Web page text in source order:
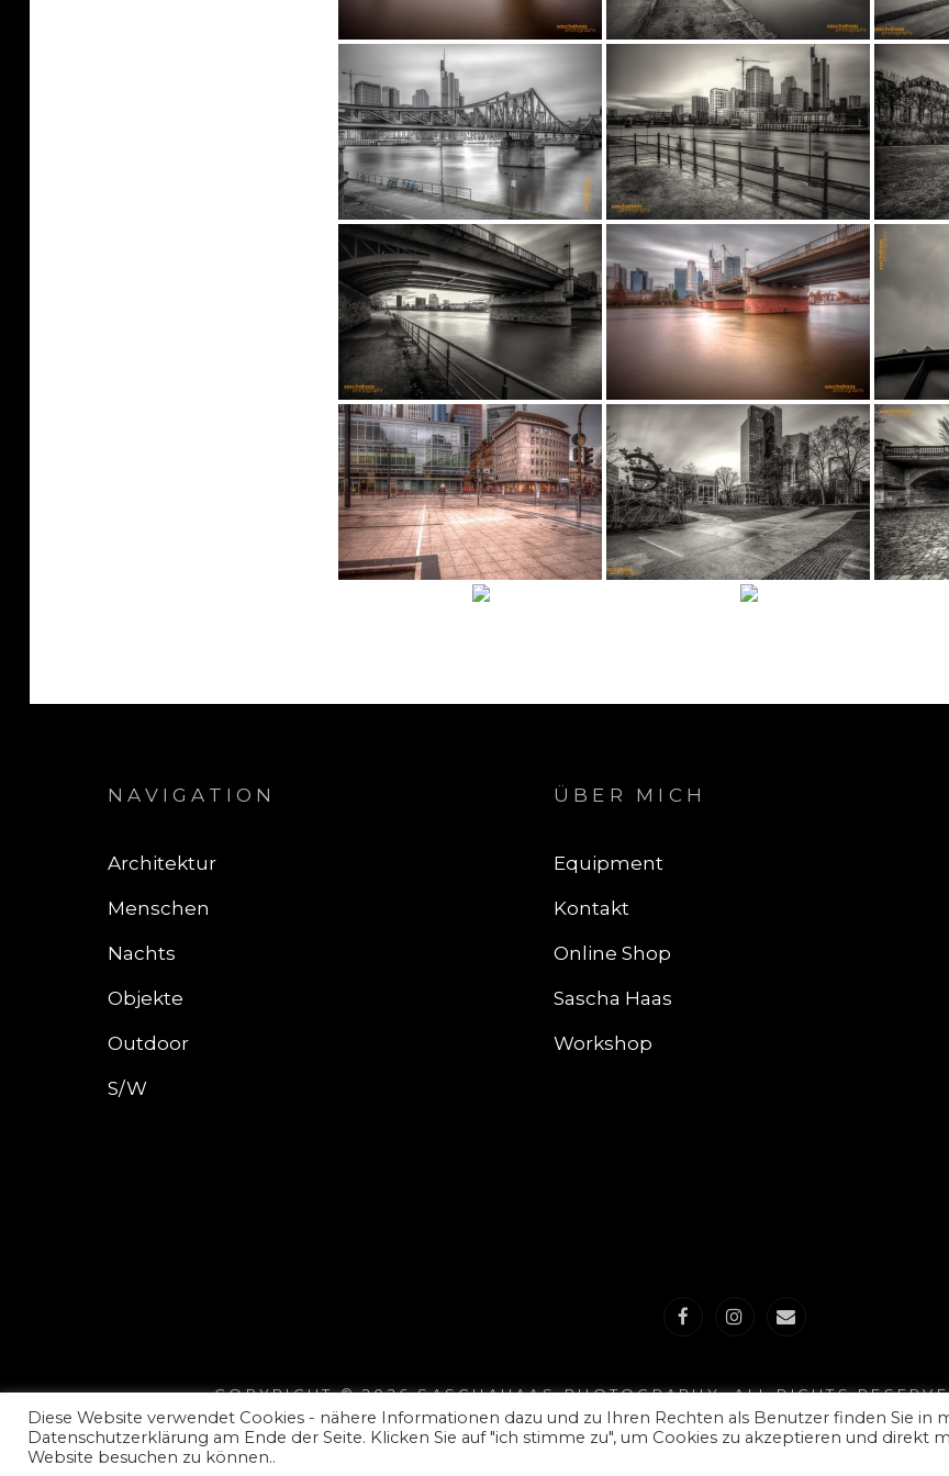
NAVIGATION
Architektur
Menschen
Nachts
Objekte
Outdoor
S/W
ÜBER MICH
Equipment
Kontakt
Online Shop
Sascha Haas
Workshop
COPYRIGHT © 2026SASCHAHAAS-PHOTOGRAPHY. ALL RIGHTS
Diese Website verwendet Cookies - nähere Informationen dazu und zu Ihren Rechten als Benutzer finden Sie in
Datenschutzerklärung am Ende der Seite. Klicken Sie auf "ich stimme zu", um Cookies zu akzeptieren und direkt
Website besuchen zu können..